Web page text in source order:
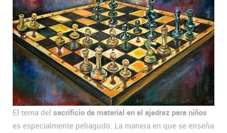
El tema del sacrificio de material en el ajedrez para niños
es especialmente peliagudo. La manera en que se enseña